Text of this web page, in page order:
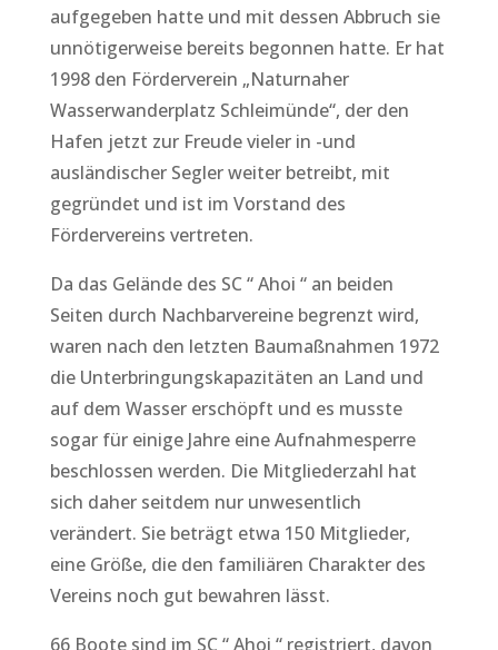
aufgegeben hatte und mit dessen Abbruch sie
unnötigerweise bereits begonnen hatte. Er hat
1998 den Förderverein „Naturnaher
Wasserwanderplatz Schleimünde“, der den
Hafen jetzt zur Freude vieler in -und
ausländischer Segler weiter betreibt, mit
gegründet und ist im Vorstand des
Fördervereins vertreten.
Da das Gelände des SC “ Ahoi “ an beiden
Seiten durch Nachbarvereine begrenzt wird,
waren nach den letzten Baumaßnahmen 1972
die Unterbringungskapazitäten an Land und
auf dem Wasser erschöpft und es musste
sogar für einige Jahre eine Aufnahmesperre
beschlossen werden. Die Mitgliederzahl hat
sich daher seitdem nur unwesentlich
verändert. Sie beträgt etwa 150 Mitglieder,
eine Größe, die den familiären Charakter des
Vereins noch gut bewahren lässt.
66 Boote sind im SC “ Ahoi “ registriert, davon